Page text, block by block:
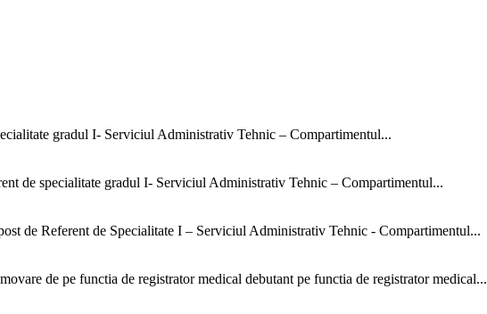
gradul I- Serviciul Administrativ Tehnic – Compartimentul...
de specialitate gradul I- Serviciul Administrativ Tehnic – Compartimentul...
de Referent de Specialitate I – Serviciul Administrativ Tehnic - Compartimentul...
de pe functia de registrator medical debutant pe functia de registrator medical...